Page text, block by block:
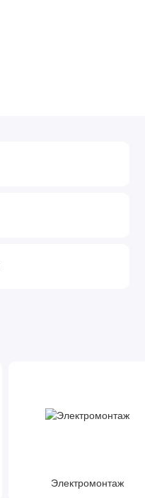
Электромонтаж